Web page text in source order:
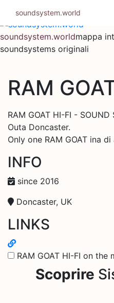
contenuto
soundsystem.worldmappa
soundsystems originali
RAM
RAM GOAT HI-FI - SOUND
Outa Doncaster.
Only one RAM GOAT ina di
INFO
since 2016
Doncaster, UK
LINKS
RAM GOAT HI-FI on the
Scoprire
soundsystem.world